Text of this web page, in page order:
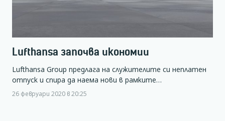
Lufthansa започва икономии
Lufthansa Group предлага на служителите си неплатен
отпуск и спира да наема нови в рамките…
26 февруари 2020 в 20:25